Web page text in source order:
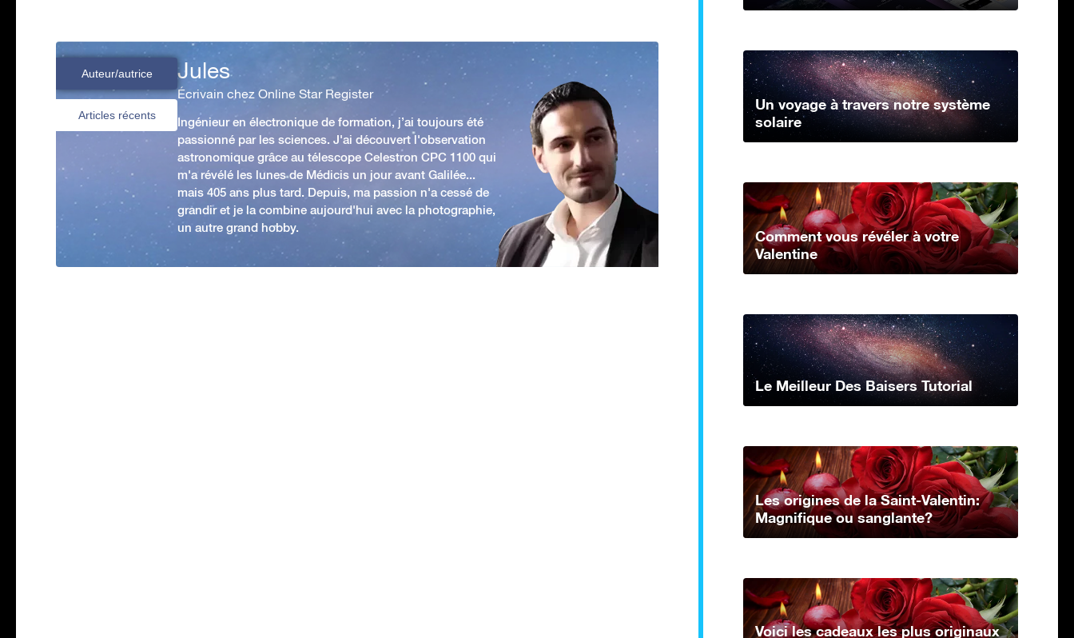
Auteur/autrice
Articles récents
Jules
Écrivain chez Online Star Register
Ingénieur en électronique de formation, j’ai toujours été
passionné par les sciences. J'ai découvert l'observation
astronomique grâce au télescope Celestron CPC 1100 qui
m'a révélé les lunes de Médicis un jour avant Galilée...
mais 405 ans plus tard. Depuis, ma passion n'a cessé de
grandir et je la combine aujourd'hui avec la photographie,
un autre grand hobby.
Un voyage à travers notre système
solaire
Comment vous révéler à votre
Valentine
Le Meilleur Des Baisers Tutorial
Les origines de la Saint-Valentin:
Magnifique ou sanglante?
Voici les cadeaux les plus originaux